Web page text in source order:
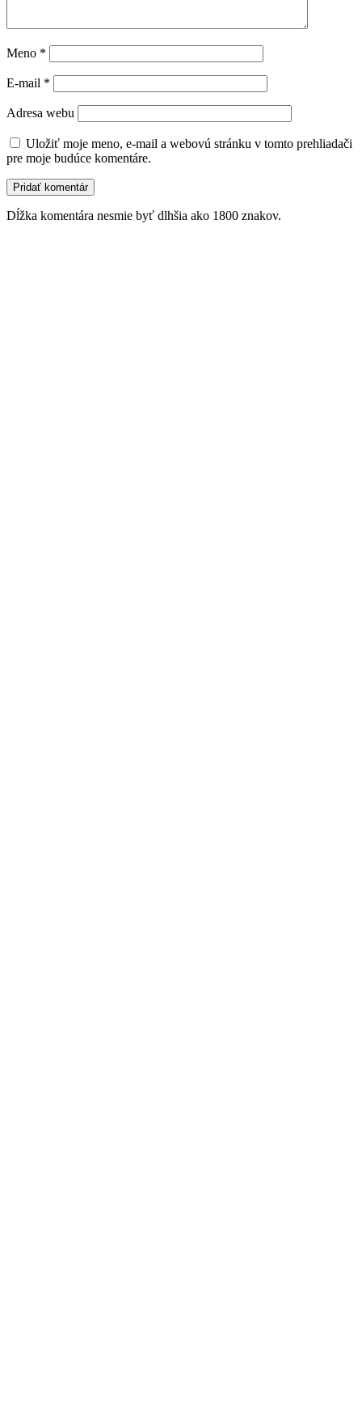
Meno *
E-mail *
Adresa webu
Uložiť moje meno, e-mail a webovú stránku v tomto prehliadači
pre moje budúce komentáre.
Dĺžka komentára nesmie byť dlhšia ako 1800 znakov.